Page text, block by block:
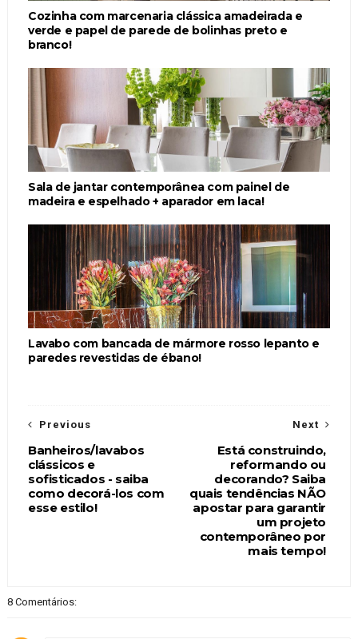
Cozinha com marcenaria clássica amadeirada e
verde e papel de parede de bolinhas preto e
branco!
Sala de jantar contemporânea com painel de
madeira e espelhado + aparador em laca!
Lavabo com bancada de mármore rosso lepanto e
paredes revestidas de ébano!
Next
Está construindo,
reformando ou
decorando? Saiba
quais tendências NÃO
apostar para garantir
um projeto
contemporâneo por
mais tempo!
Previous
Banheiros/lavabos
clássicos e
sofisticados - saiba
como decorá-los com
esse estilo!
8 Comentários: